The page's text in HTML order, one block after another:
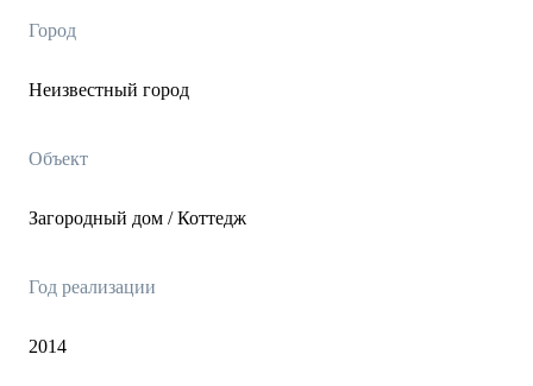
Город
Неизвестный город
Объект
Загородный дом / Коттедж
Год реализации
2014